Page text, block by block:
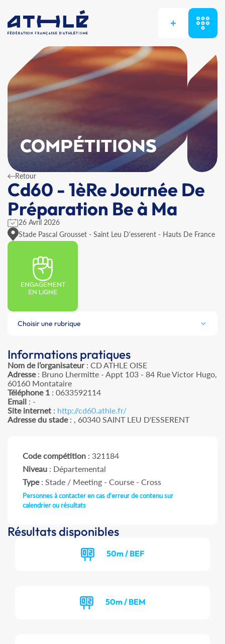
+
COMPÉTITIONS
Retour
Cd60 - 1èRe Journée De
Préparation Be à Ma
26 Avril 2026
Stade Pascal Grousset - Saint Leu D'esserent - Hauts De France
ENGAGEMENT
EN LIGNE
Choisir une rubrique
Informations pratiques
Nom de l’organisateur: CD ATHLE OISE
Adresse: Bruno Lhermitte - Appt 103 - 84 Rue Victor Hugo,
60160 Montataire
Téléphone 1 : 0633592114
Email : -
Site internet : http://cd60.athle.fr/
Adresse du stade: , 60340 SAINT LEU D'ESSERENT
Code compétition : 321184
Niveau : Départemental
Type: Stade / Meeting - Course - Cross
Personnes à contacter en cas d'erreur de contenu sur
calendrier ou résultats
Résultats disponibles
50m / BEF
50m / BEM